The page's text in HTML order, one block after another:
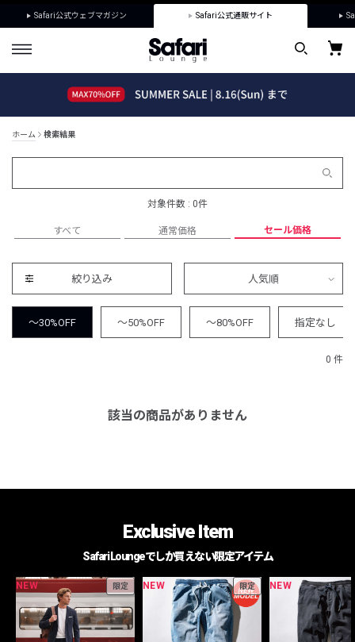
Safari公式ウェブマガジン Safari公式通販サイト
ホーム 検索結果
対象件数 : 0件
すべて 通常価格 セール価格
絞り込み 人気順
～30%OFF ～50%OFF ～80%OFF 指定なし
0 件
該当の商品がありません
Exclusive Item
Safari Loungeでしか買えない限定アイテム
NEW 限定 NEW 限定 NEW